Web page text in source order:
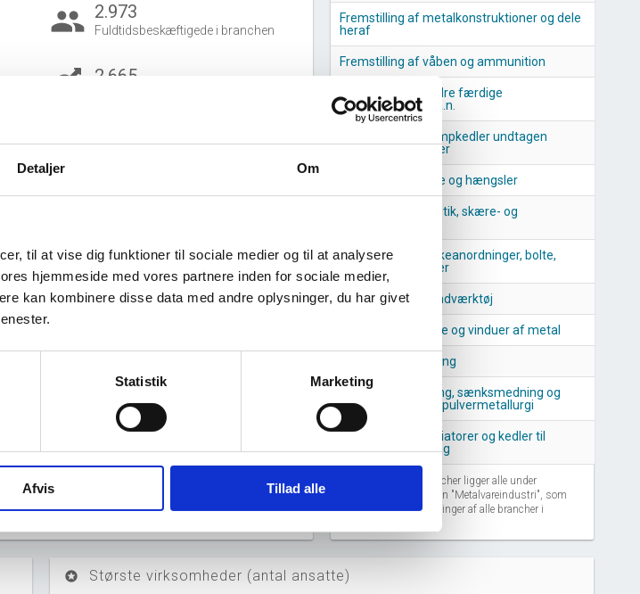
Detaljer Om
til at vise dig funktioner til sociale medier og til at analysere
hjemmeside med vores partnere inden for sociale medier,
kan kombinere disse data med andre oplysninger, du har givet
Statistik Marketing
Afvis Tillad alle
group 2.973
Fuldtidsbeskæftigede i branchen
2.665
2020 2021 2022 2023 2024 2025 2026
Fremstilling af metalkonstruktioner og dele
heraf
Fremstilling af våben og ammunition
Fremstilling af andre færdige
metalprodukter i.a.n.
Fremstilling af dampkedler undtagen
centralvarmekedler
Fremstilling af låse og hængsler
Fremstilling af bestik, skære- og
Fremstilling af lukkeanordninger, bolte,
skruer og møtrikker
Fremstilling af håndværktøj
Fremstilling af døre og vinduer af metal
Maskinforarbejdning
Smedning, presning, sænksmedning og
valsning af metal: pulvermetallurgi
Fremstilling af radiatorer og kedler til
centralvarmeanlæg
Disse lignende brancher ligger alle under
branchegrupperingen "Metalvareindustri", som
er én af 127 grupperinger af alle brancher i
stars Største virksomheder (antal ansatte)